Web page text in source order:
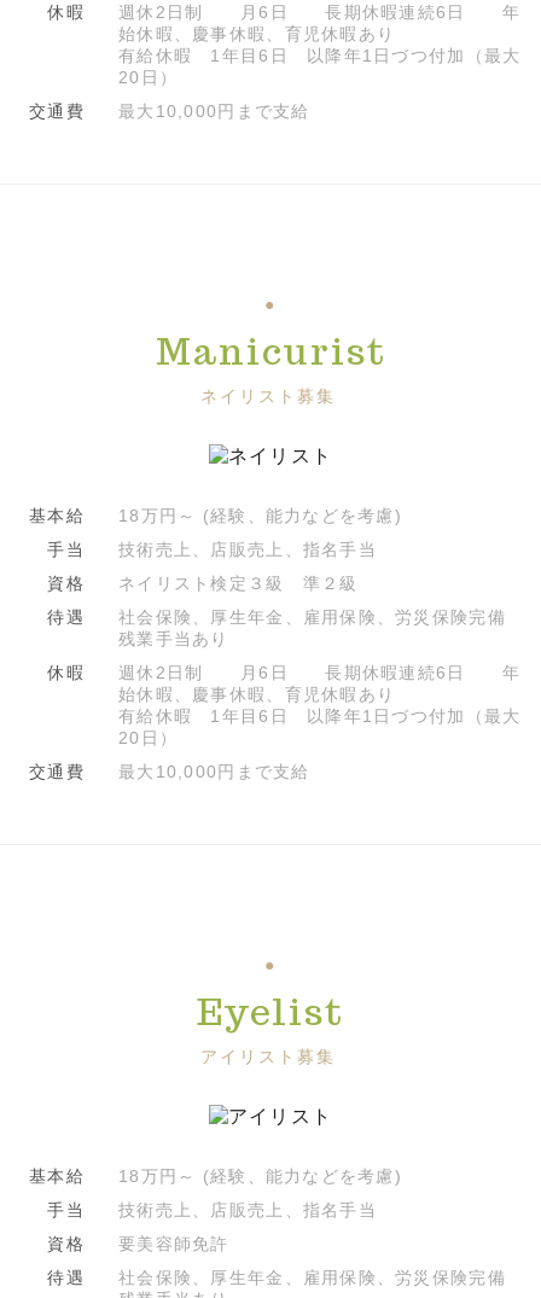
休暇
週休2日制 月6日 長期休暇連続6日 年
始休暇、慶事休暇、育児休暇あり
有給休暇 1年目6日 以降年1日づつ付加（最大
20日）
交通費
最大10,000円まで支給
Manicurist
ネイリスト募集
基本給
18万円～ (経験、能力などを考慮)
手当
技術売上、店販売上、指名手当
資格
ネイリスト検定３級 準２級
待遇
社会保険、厚生年金、雇用保険、労災保険完備
残業手当あり
休暇
週休2日制 月6日 長期休暇連続6日 年
始休暇、慶事休暇、育児休暇あり
有給休暇 1年目6日 以降年1日づつ付加（最大
20日）
交通費
最大10,000円まで支給
Eyelist
アイリスト募集
基本給
18万円～ (経験、能力などを考慮)
手当
技術売上、店販売上、指名手当
資格
要美容師免許
待遇
社会保険、厚生年金、雇用保険、労災保険完備